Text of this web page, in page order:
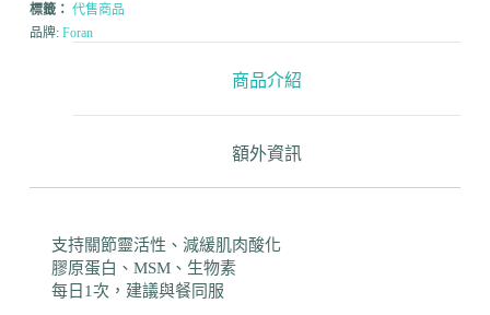
標籤： 代售商品
品牌: Foran
商品介紹
額外資訊
支持關節靈活性、減緩肌肉酸化
膠原蛋白、MSM、生物素
每日1次，建議與餐同服